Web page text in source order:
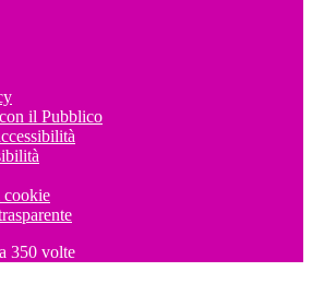
il Pubblico
cookie
350 volte